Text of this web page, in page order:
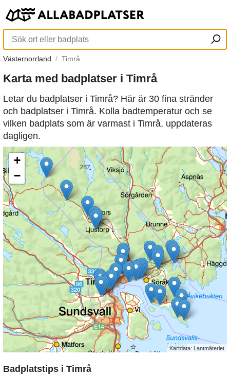
Västernorrland Timrå
Karta med badplatser i Timrå
Letar du badplatser i Timrå? Här är 30 fina stränder
och badplatser i Timrå. Kolla badtemperatur och se
vilken badplats som är varmast i Timrå, uppdateras
dagligen.
+
−
Kartdata: Lantmäteriet
Badplatstips i Timrå